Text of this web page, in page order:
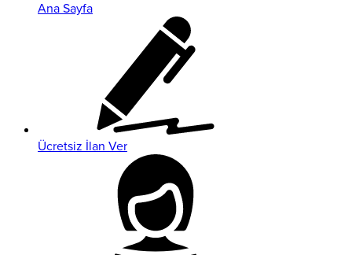
Ana Sayfa
Ücretsiz İlan Ver